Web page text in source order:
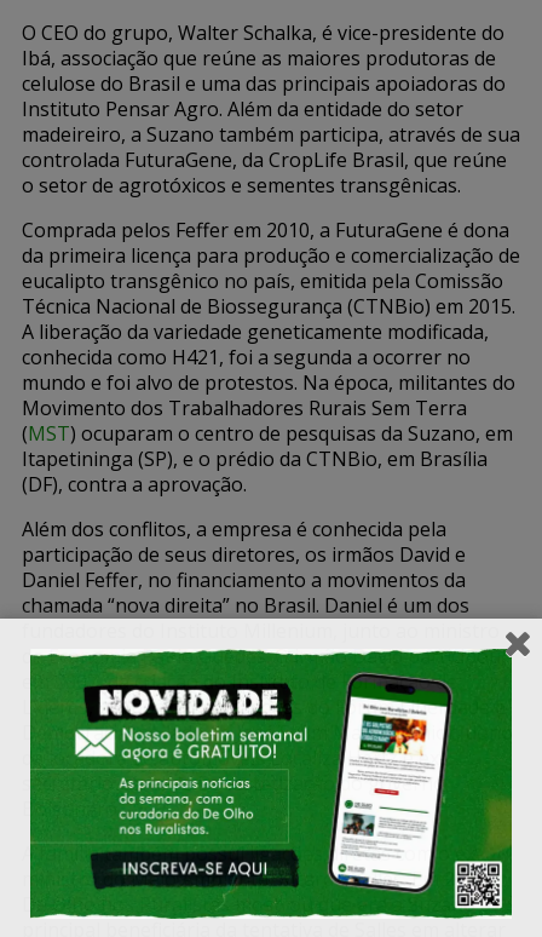
O CEO do grupo, Walter Schalka, é vice-presidente do
Ibá, associação que reúne as maiores produtoras de
celulose do Brasil e uma das principais apoiadoras do
Instituto Pensar Agro. Além da entidade do setor
madeireiro, a Suzano também participa, através de sua
controlada FuturaGene, da CropLife Brasil, que reúne
o setor de agrotóxicos e sementes transgênicas.
Comprada pelos Feffer em 2010, a FuturaGene é dona
da primeira licença para produção e comercialização de
eucalipto transgênico no país, emitida pela Comissão
Técnica Nacional de Biossegurança (CTNBio) em 2015.
A liberação da variedade geneticamente modificada,
conhecida como H421, foi a segunda a ocorrer no
mundo e foi alvo de protestos. Na época, militantes do
Movimento dos Trabalhadores Rurais Sem Terra
(MST) ocuparam o centro de pesquisas da Suzano, em
Itapetininga (SP), e o prédio da CTNBio, em Brasília
(DF), contra a aprovação.
Além dos conflitos, a empresa é conhecida pela
participação de seus diretores, os irmãos David e
Daniel Feffer, no financiamento a movimentos da
chamada “nova direita” no Brasil. Daniel é um dos
da Economia Paulo Guedes. O irmão David participou,
em 2007, da criação do Instituto de Formação de
Líderes, um dos organizadores do Fórum Liberdade e
Democracia, ao lado de José Salim Mattar Junior, dono
da locadora de automóveis Localiza Hertz e ex-
secretário geral de Desestatização do governo
Bolsonaro.
A família também possui ligações diretas com o ex-
ministro do Meio Ambiente, Ricardo Salles. Em 2018,
De Olho nos Ruralistas mostrou que era a Suzano a